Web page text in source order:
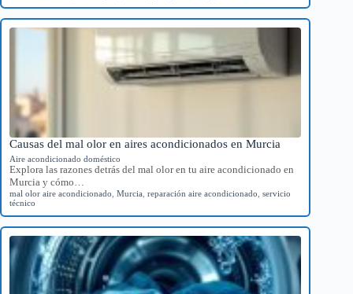
Causas del mal olor en aires acondicionados en Murcia
Aire acondicionado doméstico
Explora las razones detrás del mal olor en tu aire acondicionado en
Murcia y cómo…
mal olor aire acondicionado Murcia reparación aire acondicionado servicio
técnico